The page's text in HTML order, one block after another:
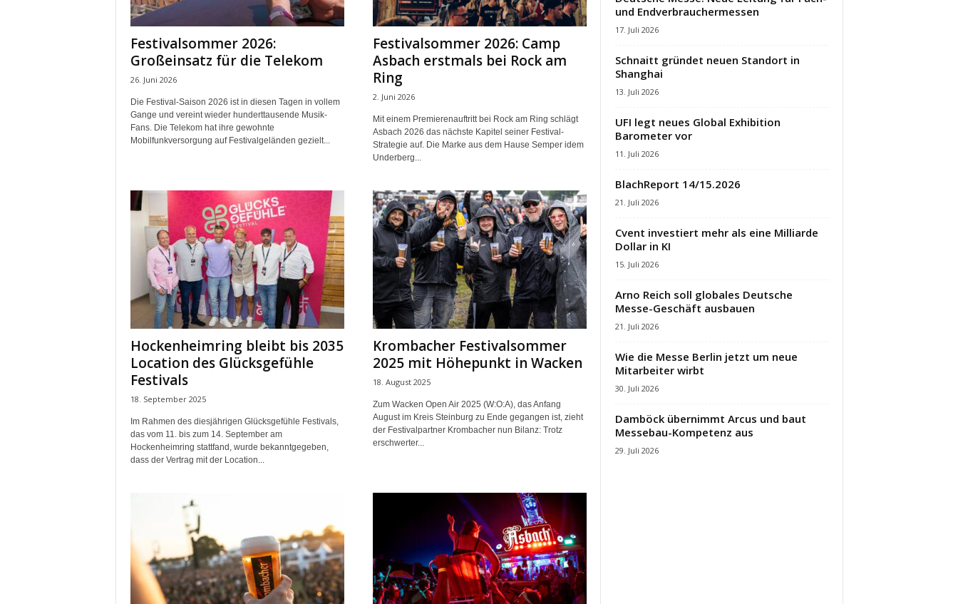
Festivalsommer 2026:
Großeinsatz für die Telekom
26. Juni 2026
Die Festival-Saison 2026 ist in diesen Tagen in vollem
Gange und vereint wieder hunderttausende Musik-
Fans. Die Telekom hat ihre gewohnte
Mobilfunkversorgung auf Festivalgeländen gezielt...
Festivalsommer 2026: Camp
Asbach erstmals bei Rock am
Ring
2. Juni 2026
Mit einem Premierenauftritt bei Rock am Ring schlägt
Asbach 2026 das nächste Kapitel seiner Festival-
Strategie auf. Die Marke aus dem Hause Semper idem
Underberg...
Hockenheimring bleibt bis 2035
Location des Glücksgefühle
Festivals
18. September 2025
Im Rahmen des diesjährigen Glücksgefühle Festivals,
das vom 11. bis zum 14. September am
Hockenheimring stattfand, wurde bekanntgegeben,
dass der Vertrag mit der Location...
Krombacher Festivalsommer
2025 mit Höhepunkt in Wacken
18. August 2025
Zum Wacken Open Air 2025 (W:O:A), das Anfang
August im Kreis Steinburg zu Ende gegangen ist, zieht
der Festivalpartner Krombacher nun Bilanz: Trotz
erschwerter...
und Endverbrauchermessen
17. Juli 2026
Schnaitt gründet neuen Standort in
Shanghai
13. Juli 2026
UFI legt neues Global Exhibition
Barometer vor
11. Juli 2026
BlachReport 14/15.2026
21. Juli 2026
Cvent investiert mehr als eine Milliarde
Dollar in KI
15. Juli 2026
Arno Reich soll globales Deutsche
Messe-Geschäft ausbauen
21. Juli 2026
Wie die Messe Berlin jetzt um neue
Mitarbeiter wirbt
30. Juli 2026
Damböck übernimmt Arcus und baut
Messebau-Kompetenz aus
29. Juli 2026